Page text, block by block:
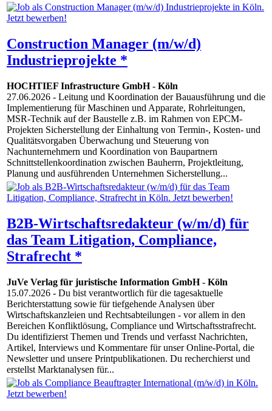
Construction Manager (m/w/d)
Industrieprojekte *
HOCHTIEF Infrastructure GmbH- Köln
27.06.2026 - Leitung und Koordination der Bauausführung und die
Implementierung für Maschinen und Apparate, Rohrleitungen,
MSR-Technik auf der Baustelle z.B. im Rahmen von EPCM-
Projekten Sicherstellung der Einhaltung von Termin-, Kosten- und
Qualitätsvorgaben Überwachung und Steuerung von
Nachunternehmern und Koordination von Baupartnern
Schnittstellenkoordination zwischen Bauherrn, Projektleitung,
Planung und ausführenden Unternehmen Sicherstellung...
B2B-Wirtschaftsredakteur (w/m/d) für
das Team Litigation, Compliance,
Strafrecht *
JuVe Verlag für juristische Information GmbH- Köln
15.07.2026 - Du bist verantwortlich für die tagesaktuelle
Berichterstattung sowie für tiefgehende Analysen über
Wirtschaftskanzleien und Rechtsabteilungen - vor allem in den
Bereichen Konfliktlösung, Compliance und Wirtschaftsstrafrecht.
Du identifizierst Themen und Trends und verfasst Nachrichten,
Artikel, Interviews und Kommentare für unser Online-Portal, die
Newsletter und unsere Printpublikationen. Du recherchierst und
erstellst Marktanalysen für...